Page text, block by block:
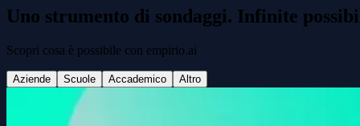
Uno strumento di sondaggi. Infinite
Scopri cosa è possibile con empirio.ai
Aziende Scuole Accademico Altro